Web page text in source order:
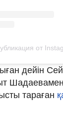
от
дейін
тараған